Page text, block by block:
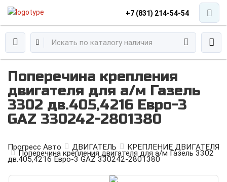
+7 (831) 214-54-54
Поперечина крепления
двигателя для а/м Газель
3302 дв.405,4216 Eвро-3
GAZ 330242-2801380
Прогресс Авто ДВИГАТЕЛЬ КРЕПЛЕНИЕ ДВИГАТЕЛЯ
Поперечина крепления двигателя для а/м Газель 3302
дв.405,4216 Eвро-3 GAZ 330242-2801380